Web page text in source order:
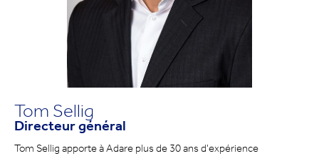
Tom Sellig
Directeur général
Tom Sellig apporte à Adare plus de 30 ans d'expérience